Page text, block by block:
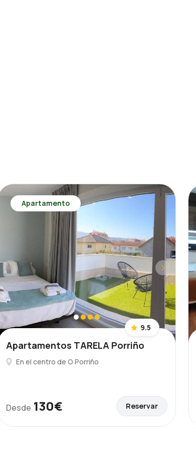
Apartamento
9.5
Apartamentos TARELA Porriño
En el centro de O Porriño
Desde 130€ Reservar